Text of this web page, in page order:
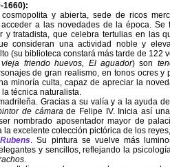
1660):
y abierta, sede de ricos
a las novedades de la época. Se
y tratadista, que celebra tertulias en las
consideran una actividad noble y
(su biblioteca constará más tarde de 122
friendo huevos, El aguador) son
de gran realismo, en tonos ocres y
minoría culta, capaz de apreciar la
la técnica naturalista.
Gracias a su valía y a la ayuda
de cámarade Felipe IV. Inicia así
nombrado aposentador mayor de
la excelente colección pictórica de los
Rubens. Su pintura se vuelve más
y sencillos, reflejando la
.